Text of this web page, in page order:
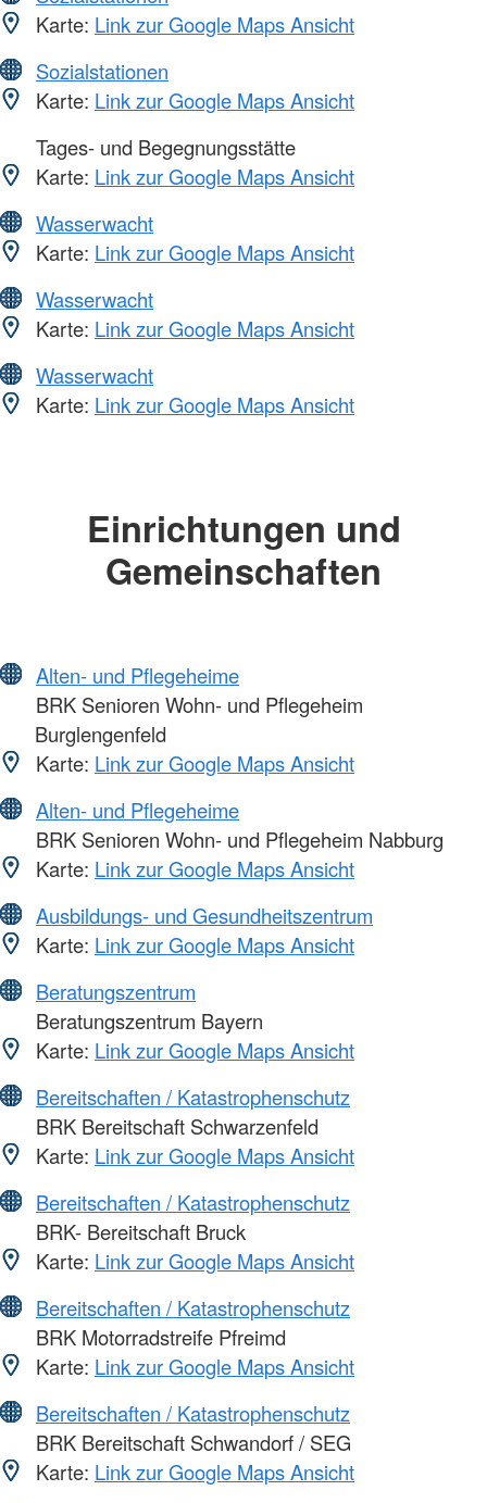
Karte: Link zur Google Maps Ansicht
Sozialstationen
Karte: Link zur Google Maps Ansicht
Tages- und Begegnungsstätte
Karte: Link zur Google Maps Ansicht
Wasserwacht
Karte: Link zur Google Maps Ansicht
Wasserwacht
Karte: Link zur Google Maps Ansicht
Wasserwacht
Karte: Link zur Google Maps Ansicht
Einrichtungen und
Gemeinschaften
Alten- und Pflegeheime
BRK Senioren Wohn- und Pflegeheim
Burglengenfeld
Karte: Link zur Google Maps Ansicht
Alten- und Pflegeheime
BRK Senioren Wohn- und Pflegeheim Nabburg
Karte: Link zur Google Maps Ansicht
Ausbildungs- und Gesundheitszentrum
Karte: Link zur Google Maps Ansicht
Beratungszentrum
Beratungszentrum Bayern
Karte: Link zur Google Maps Ansicht
Bereitschaften / Katastrophenschutz
BRK Bereitschaft Schwarzenfeld
Karte: Link zur Google Maps Ansicht
Bereitschaften / Katastrophenschutz
BRK- Bereitschaft Bruck
Karte: Link zur Google Maps Ansicht
Bereitschaften / Katastrophenschutz
BRK Motorradstreife Pfreimd
Karte: Link zur Google Maps Ansicht
Bereitschaften / Katastrophenschutz
BRK Bereitschaft Schwandorf / SEG
Karte: Link zur Google Maps Ansicht